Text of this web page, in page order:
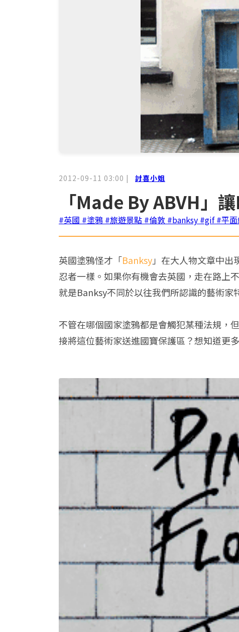
2012-09-11 03:00 | 討喜小姐
「Made By ABVH」
#英國 #塗鴉 #旅遊景點 #倫敦 #banksy #gif#平
英國塗鴉怪才「Banksy」在大人物文章中出
忍者一樣。如果你有機會去英國，走在路上
就是Banksy不同於以往我們所認識的藝術家
不管在哪個國家塗鴉都是會觸犯某種法規，
接將這位藝術家送進國寶保護區？想知道更